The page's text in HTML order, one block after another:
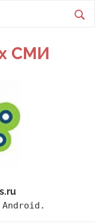
СМИ
Android.